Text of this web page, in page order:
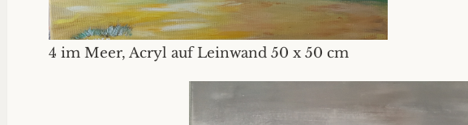
4 im Meer, Acryl auf Leinwand 50 x 50 cm